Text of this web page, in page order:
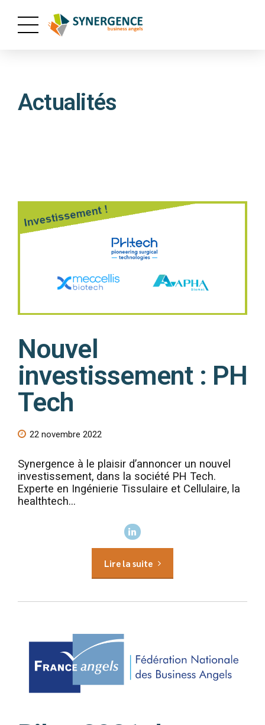
Actualités
Nouvel
investissement : PH
Tech
22 novembre 2022
Synergence à le plaisir d’annoncer un nouvel
investissement, dans la société PH Tech.
Experte en Ingénierie Tissulaire et Cellulaire, la
healthtech...
Lire la suite